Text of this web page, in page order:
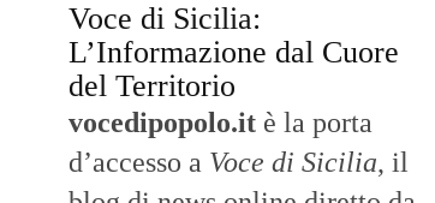
Voce di Sicilia:
L’Informazione dal Cuore
del Territorio
vocedipopolo.it è la porta
d’accesso a Voce di Sicilia, il